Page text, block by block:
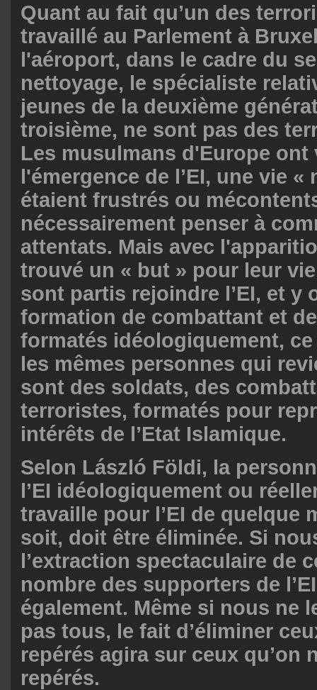
Quant au fait qu’un des
travaillé au Parlement à
l'aéroport, dans le cadre du
nettoyage, le spécialiste
jeunes de la deuxième
troisième, ne sont pas des
Les musulmans d'Europe ont
l'émergence de l’EI, une vie «
étaient frustrés ou
nécessairement penser à
attentats. Mais avec
trouvé un « but » pour leur
sont partis rejoindre l’EI, et y
formation de combattant et
formatés idéologiquement,
les mêmes personnes qui
sont des soldats, des
terroristes, formatés pour
intérêts de l’Etat Islamique.
Selon László Földi, la
l’EI idéologiquement ou
travaille pour l’EI de quelque
soit, doit être éliminée. Si
l’extraction spectaculaire de
nombre des supporters de
également. Même si nous ne
pas tous, le fait d’éliminer
repérés agira sur ceux qu’on
repérés.